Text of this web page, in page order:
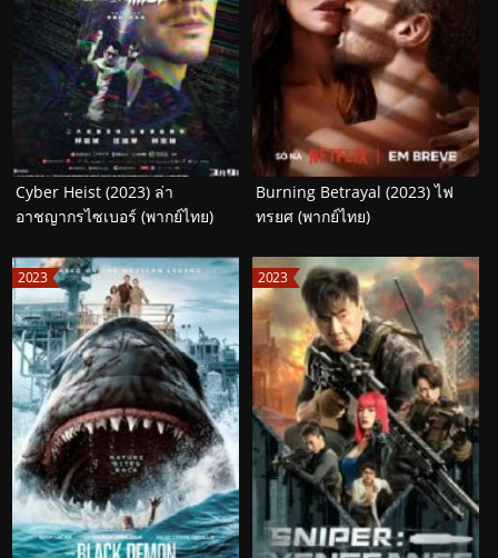
Cyber Heist (2023) ล่า
อาชญากรไซเบอร์ (พากย์ไทย)
Burning Betrayal (2023) ไฟ
ทรยศ (พากย์ไทย)
2023 2023